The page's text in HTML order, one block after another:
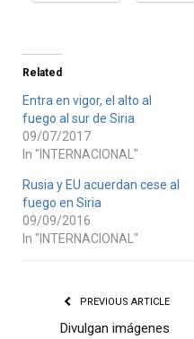
Related
Entra en vigor, el alto al
fuego al sur de Siria
09/07/2017
In "INTERNACIONAL"
Rusia y EU acuerdan cese al
fuego en Siria
09/09/2016
In "INTERNACIONAL"
PREVIOUS ARTICLE
Divulgan imágenes